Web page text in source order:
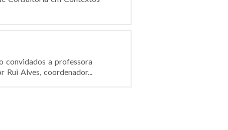
convidados a professora
Rui Alves, coordenador...